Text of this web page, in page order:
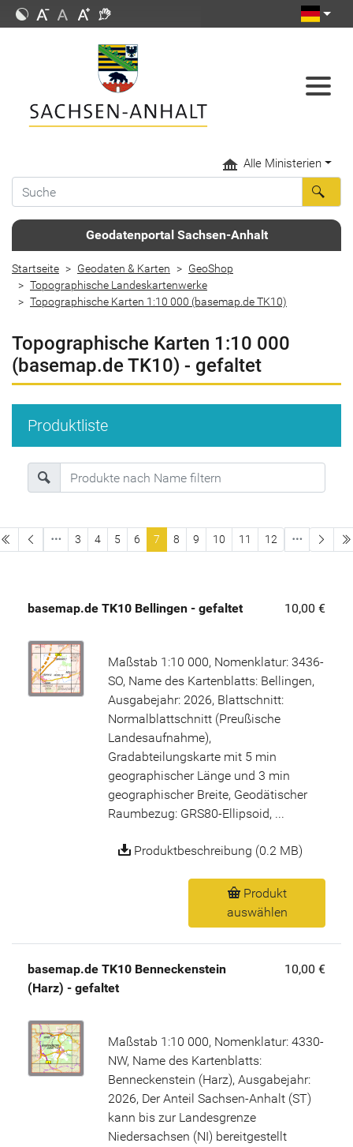
Alle Ministerien
Geodatenportal Sachsen-Anhalt
Startseite Geodaten & Karten
GeoShop
Topographische Landeskartenwerke
Topographische Karten 1:10 000 (basemap.de TK10)
Topographische Karten 1:10 000
(basemap.de TK10) - gefaltet
Produktliste
erste Seite 3 4 5 6 7 8 9 10 11 12
basemap.de TK10 Bellingen - gefaltet 10,00 €
Maßstab 1:10 000, Nomenklatur: 3436-
SO, Name des Kartenblatts: Bellingen,
Ausgabejahr: 2026, Blattschnitt:
Normalblattschnitt (Preußische
Landesaufnahme),
Gradabteilungskarte mit 5 min
geographischer Länge und 3 min
geographischer Breite, Geodätischer
Raumbezug: GRS80-Ellipsoid, ...
Produktbeschreibung (0.2 MB)
Produkt
auswählen
basemap.de TK10 Benneckenstein
(Harz) - gefaltet
10,00 €
Maßstab 1:10 000, Nomenklatur: 4330-
NW, Name des Kartenblatts:
Benneckenstein (Harz), Ausgabejahr:
2026, Der Anteil Sachsen-Anhalt (ST)
kann bis zur Landesgrenze
Niedersachsen (NI) bereitgestellt